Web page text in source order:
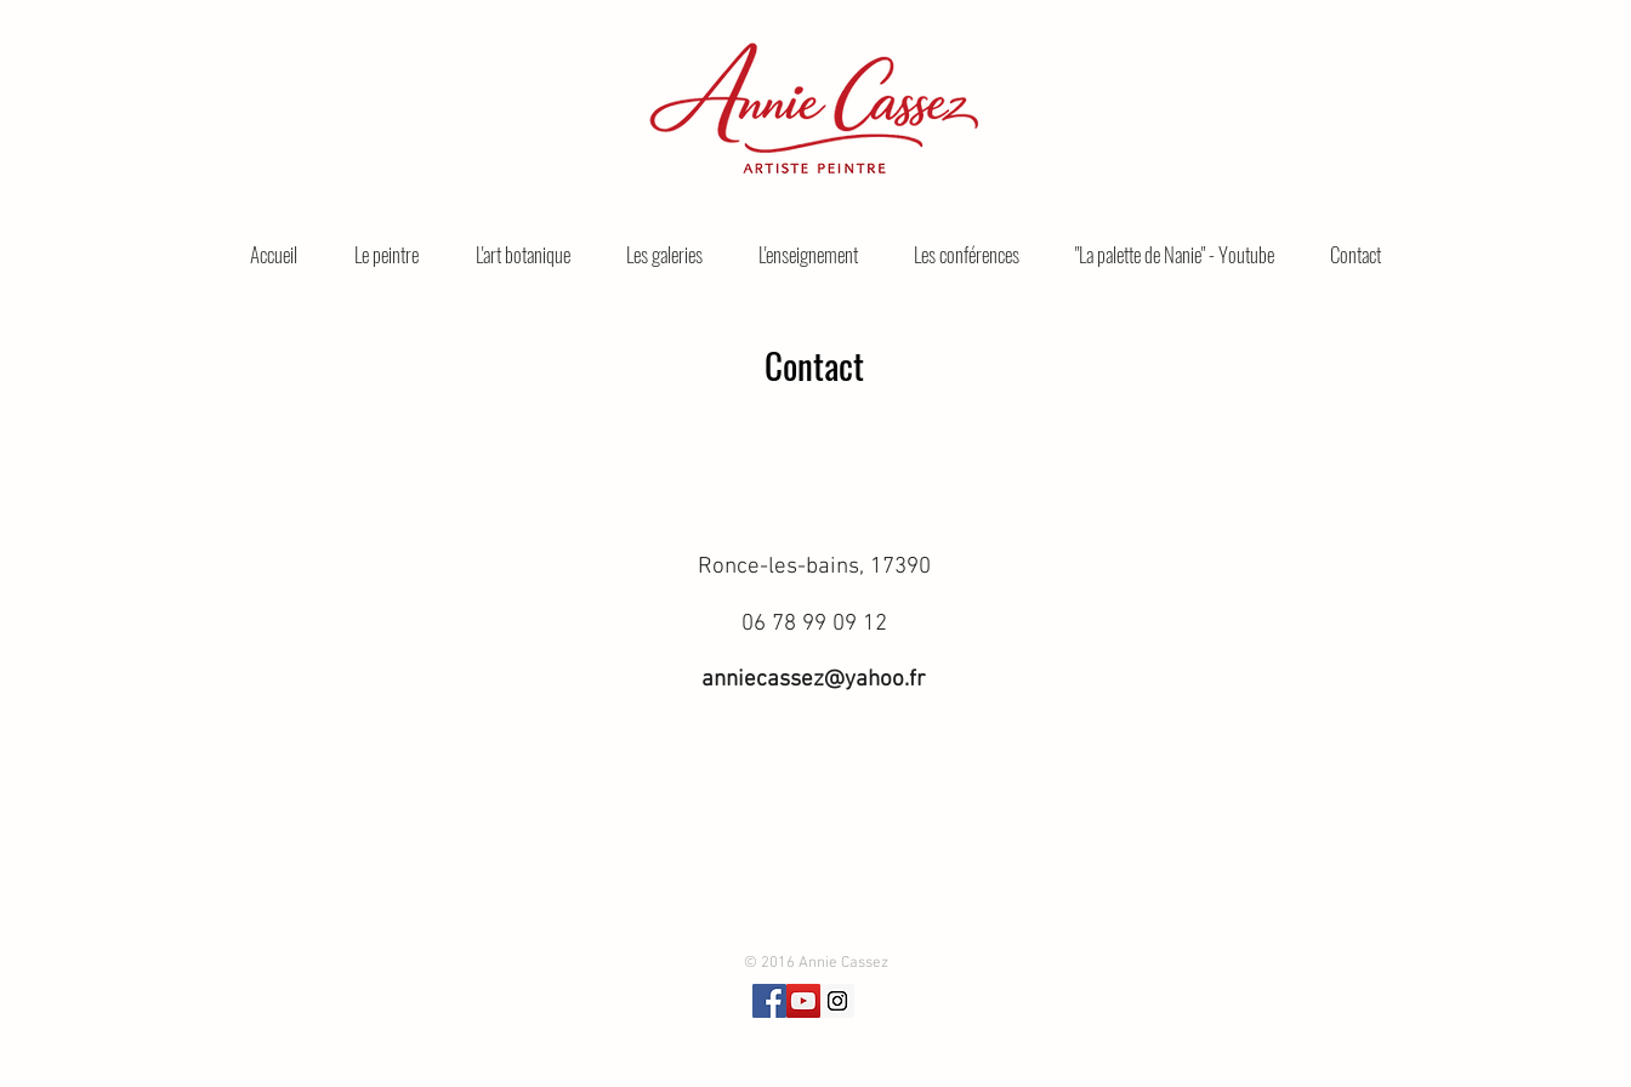
Accueil Le peintre L'art botanique Les galeries L'enseignement Les conférences "La palette de Nanie" - Youtube Contact
Contact
Ronce-les-bains, 17390
06 78 99 09 12
anniecassez@yahoo.fr
© 2016 Annie Cassez